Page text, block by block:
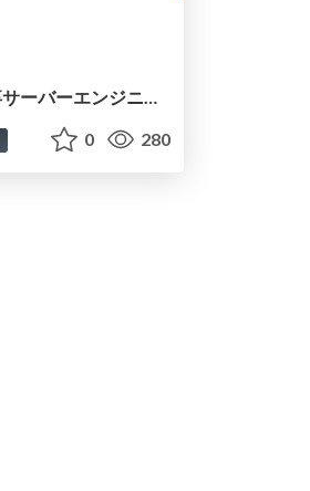
実践が先生だった— 新卒サーバーエンジニア1年目のリアル
0 280